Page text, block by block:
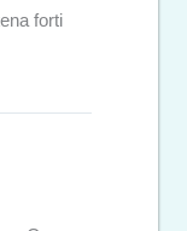
forti